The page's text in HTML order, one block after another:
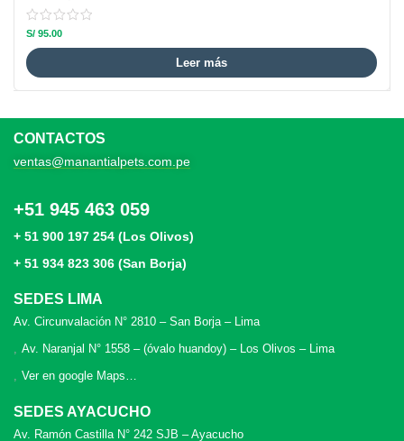
S/ 95.00
Leer más
CONTACTOS
ventas@manantialpets.com.pe
+51 945 463 059
+ 51 900 197 254 (Los Olivos)
+ 51 934 823 306 (San Borja)
SEDES LIMA
Av. Circunvalación N° 2810 – San Borja – Lima
Av. Naranjal N° 1558 – (óvalo huandoy) – Los Olivos – Lima
Ver en google Maps…
SEDES AYACUCHO
Av. Ramón Castilla N° 242 SJB – Ayacucho